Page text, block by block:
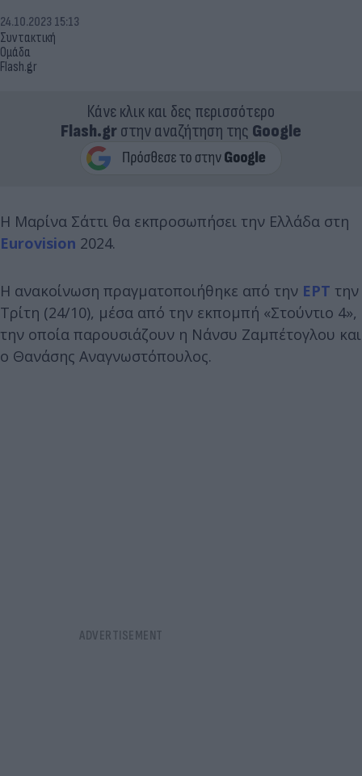
Συντακτική
Ομάδα
Flash.gr
24.10.2023 15:13
Κάνε κλικ και δες περισσότερο
Flash.grστην αναζήτηση της Google
Η Μαρίνα Σάττι θα εκπροσωπήσει την Ελλάδα στη
Εurovision 2024.
Η ανακοίνωση πραγματοποιήθηκε από την ΕΡΤ την
Τρίτη (24/10), μέσα από την εκπομπή «Στούντιο 4»,
την οποία παρουσιάζουν η Νάνσυ Ζαμπέτογλου και
ο Θανάσης Αναγνωστόπουλος.